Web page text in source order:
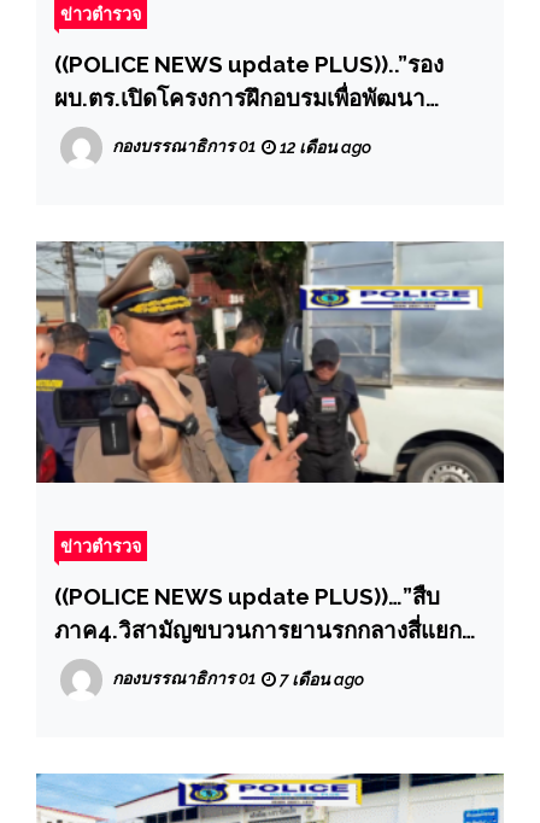
ข่าวตำรวจ
((POLICE NEWS update PLUS))..”รอง
ผบ.ตร.เปิดโครงการฝึกอบรมเพื่อพัฒนา
บุคลากร กองทุนเพื่อการสืบสวน สอบสวน การ
ป้องกันและปราบปรามการกระทำผิดทาง
กองบรรณาธิการ 01 12 เดือน ago
ข่าวตำรวจ
((POLICE NEWS update PLUS))…”สืบ
ภาค4.วิสามัญขบวนการยานรกกลางสี่แยก
หนองคาย ตร.ไล่ล่าสกัดจับกระบะขนยานรก
คนร้ายฮึดสู้ถูกวิสามัญดับ 1 ยึดยาบ้าล็อตมหึ
กองบรรณาธิการ 01 7 เดือน ago